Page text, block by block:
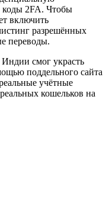
2FA. Чтобы
включить
разрешённых
переводы.
Индии смог украсть
поддельного сайта
учётные
кошельков на